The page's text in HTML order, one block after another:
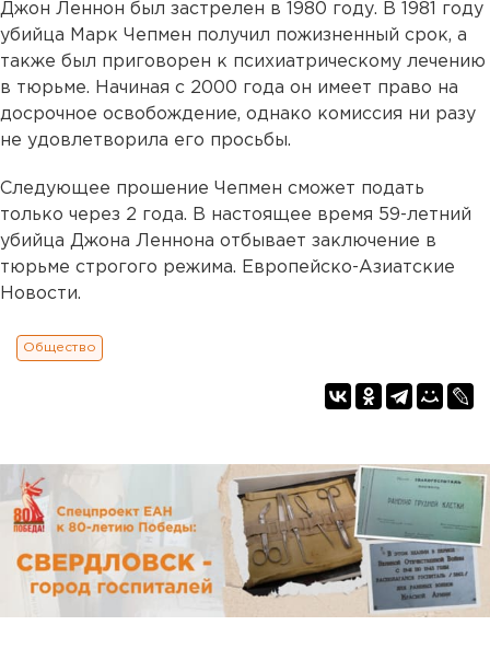
Джон Леннон был застрелен в 1980 году. В 1981 году
убийца Марк Чепмен получил пожизненный срок, а
также был приговорен к психиатрическому лечению
в тюрьме. Начиная с 2000 года он имеет право на
досрочное освобождение, однако комиссия ни разу
не удовлетворила его просьбы.
Следующее прошение Чепмен сможет подать
только через 2 года. В настоящее время 59-летний
убийца Джона Леннона отбывает заключение в
тюрьме строгого режима. Европейско-Азиатские
Новости.
Общество